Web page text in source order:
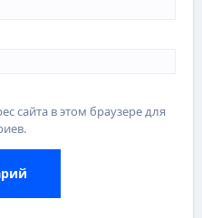
сайта в этом браузере для